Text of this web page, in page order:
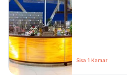
Sisa 1 Kamar